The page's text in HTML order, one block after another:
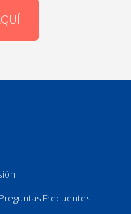
Preguntas Frecuentes